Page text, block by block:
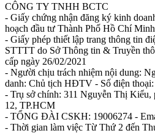
CÔNG TY TNHH BCTC
- Giấy chứng nhận đăng ký kinh
hoạch đầu tư Thành Phố Hồ Chí
- Giấy phép thiết lập trang thông tin
STTTT do Sở Thông tin & Truyền
cấp ngày 26/02/2021
- Người chịu trách nhiệm nội dung:
danh: Chủ tịch HĐTV - Số điện thoại:
- Trụ sở chính: 311 Nguyễn Thị
12, TP.HCM
- TỔNG ĐÀI CSKH: 19006274 -
- Thời gian làm việc Từ Thứ 2 đến